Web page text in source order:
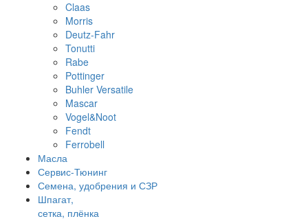
Claas
Morris
Deutz-Fahr
Tonutti
Rabe
Pottinger
Buhler Versatile
Mascar
Vogel&Noot
Fendt
Ferrobell
Масла
Сервис-Тюнинг
Семена, удобрения и СЗР
Шпагат,
сетка, плёнка